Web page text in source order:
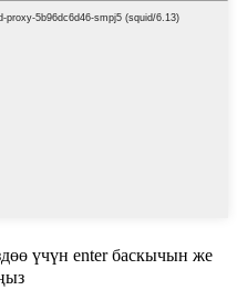
үчүн enter баскычын же